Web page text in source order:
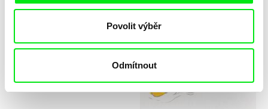
Povolit výběr
Odmítnout
KO but happy